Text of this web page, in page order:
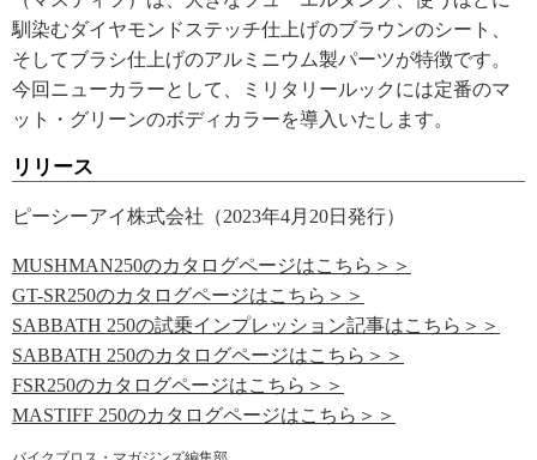
馴染むダイヤモンドステッチ仕上げのブラウンのシート、
そしてブラシ仕上げのアルミニウム製パーツが特徴です。
今回ニューカラーとして、ミリタリールックには定番のマ
ット・グリーンのボディカラーを導入いたします。
リリース
ピーシーアイ株式会社（2023年4月20日発行）
MUSHMAN250のカタログページはこちら＞＞
GT-SR250のカタログページはこちら＞＞
SABBATH 250の試乗インプレッション記事はこちら＞＞
SABBATH 250のカタログページはこちら＞＞
FSR250のカタログページはこちら＞＞
MASTIFF 250のカタログページはこちら＞＞